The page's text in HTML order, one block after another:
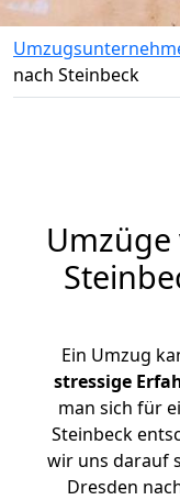
nach Steinbeck
Ein Umzug
stressige
man sich für
Steinbeck
wir uns darauf
Dresden